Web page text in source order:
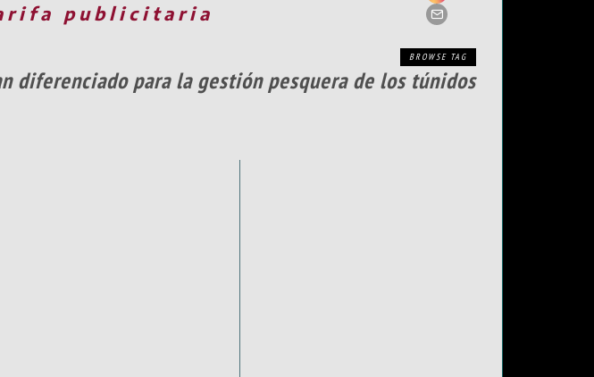
publicitaria
BROWSE TAG
diferenciado para la gestión pesquera de los túnidos